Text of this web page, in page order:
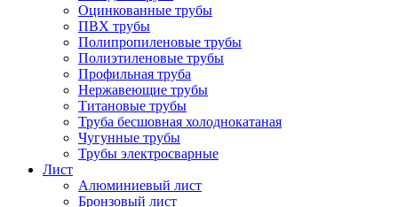
Оцинкованные трубы
ПВХ трубы
Полипропиленовые трубы
Полиэтиленовые трубы
Профильная труба
Нержавеющие трубы
Титановые трубы
Труба бесшовная холоднокатаная
Чугунные трубы
Трубы электросварные
Лист
Алюминиевый лист
Бронзовый лист